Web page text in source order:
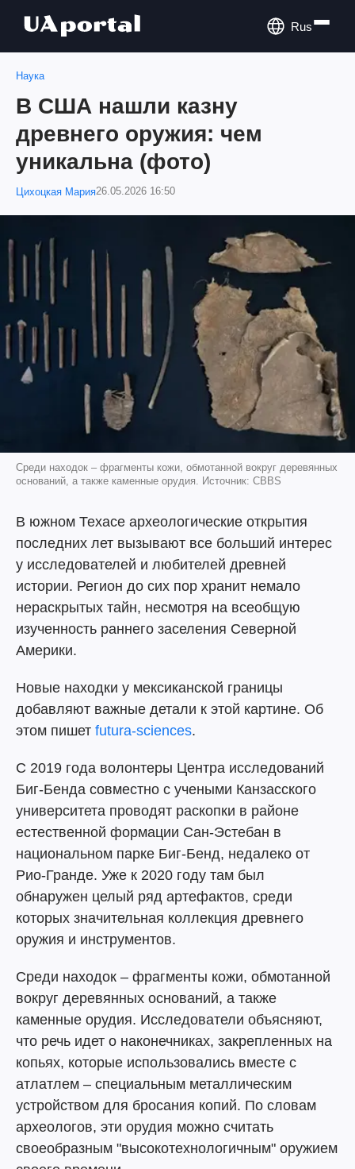
Rus
Наука
В США нашли казну
древнего оружия: чем
уникальна (фото)
Цихоцкая Мария26.05.2026 16:50
Среди находок – фрагменты кожи, обмотанной вокруг деревянных
оснований, а также каменные орудия. Источник: CBBS
В южном Техасе археологические открытия
последних лет вызывают все больший интерес
у исследователей и любителей древней
истории. Регион до сих пор хранит немало
нераскрытых тайн, несмотря на всеобщую
изученность раннего заселения Северной
Америки.
Новые находки у мексиканской границы
добавляют важные детали к этой картине. Об
этом пишет futura-sciences.
С 2019 года волонтеры Центра исследований
Биг-Бенда совместно с учеными Канзасского
университета проводят раскопки в районе
естественной формации Сан-Эстебан в
национальном парке Биг-Бенд, недалеко от
Рио-Гранде. Уже к 2020 году там был
обнаружен целый ряд артефактов, среди
которых значительная коллекция древнего
оружия и инструментов.
Среди находок – фрагменты кожи, обмотанной
вокруг деревянных оснований, а также
каменные орудия. Исследователи объясняют,
что речь идет о наконечниках, закрепленных на
копьях, которые использовались вместе с
атлатлем – специальным металлическим
устройством для бросания копий. По словам
археологов, эти орудия можно считать
своеобразным "высокотехнологичным" оружием